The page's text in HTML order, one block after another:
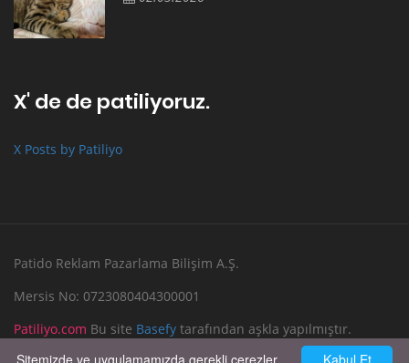
X' de de patiliyoruz.
X Posts by Patiliyo
Patido Reklam Pazarlama Bilişim A.Ş.
Mersis No: 0723080404300001
Patiliyo.com Bu site Basefy tarafından aşkla yapılmıştır.
Kabul Et
Sitemizde ve uygulamamızda gerekli çerezler